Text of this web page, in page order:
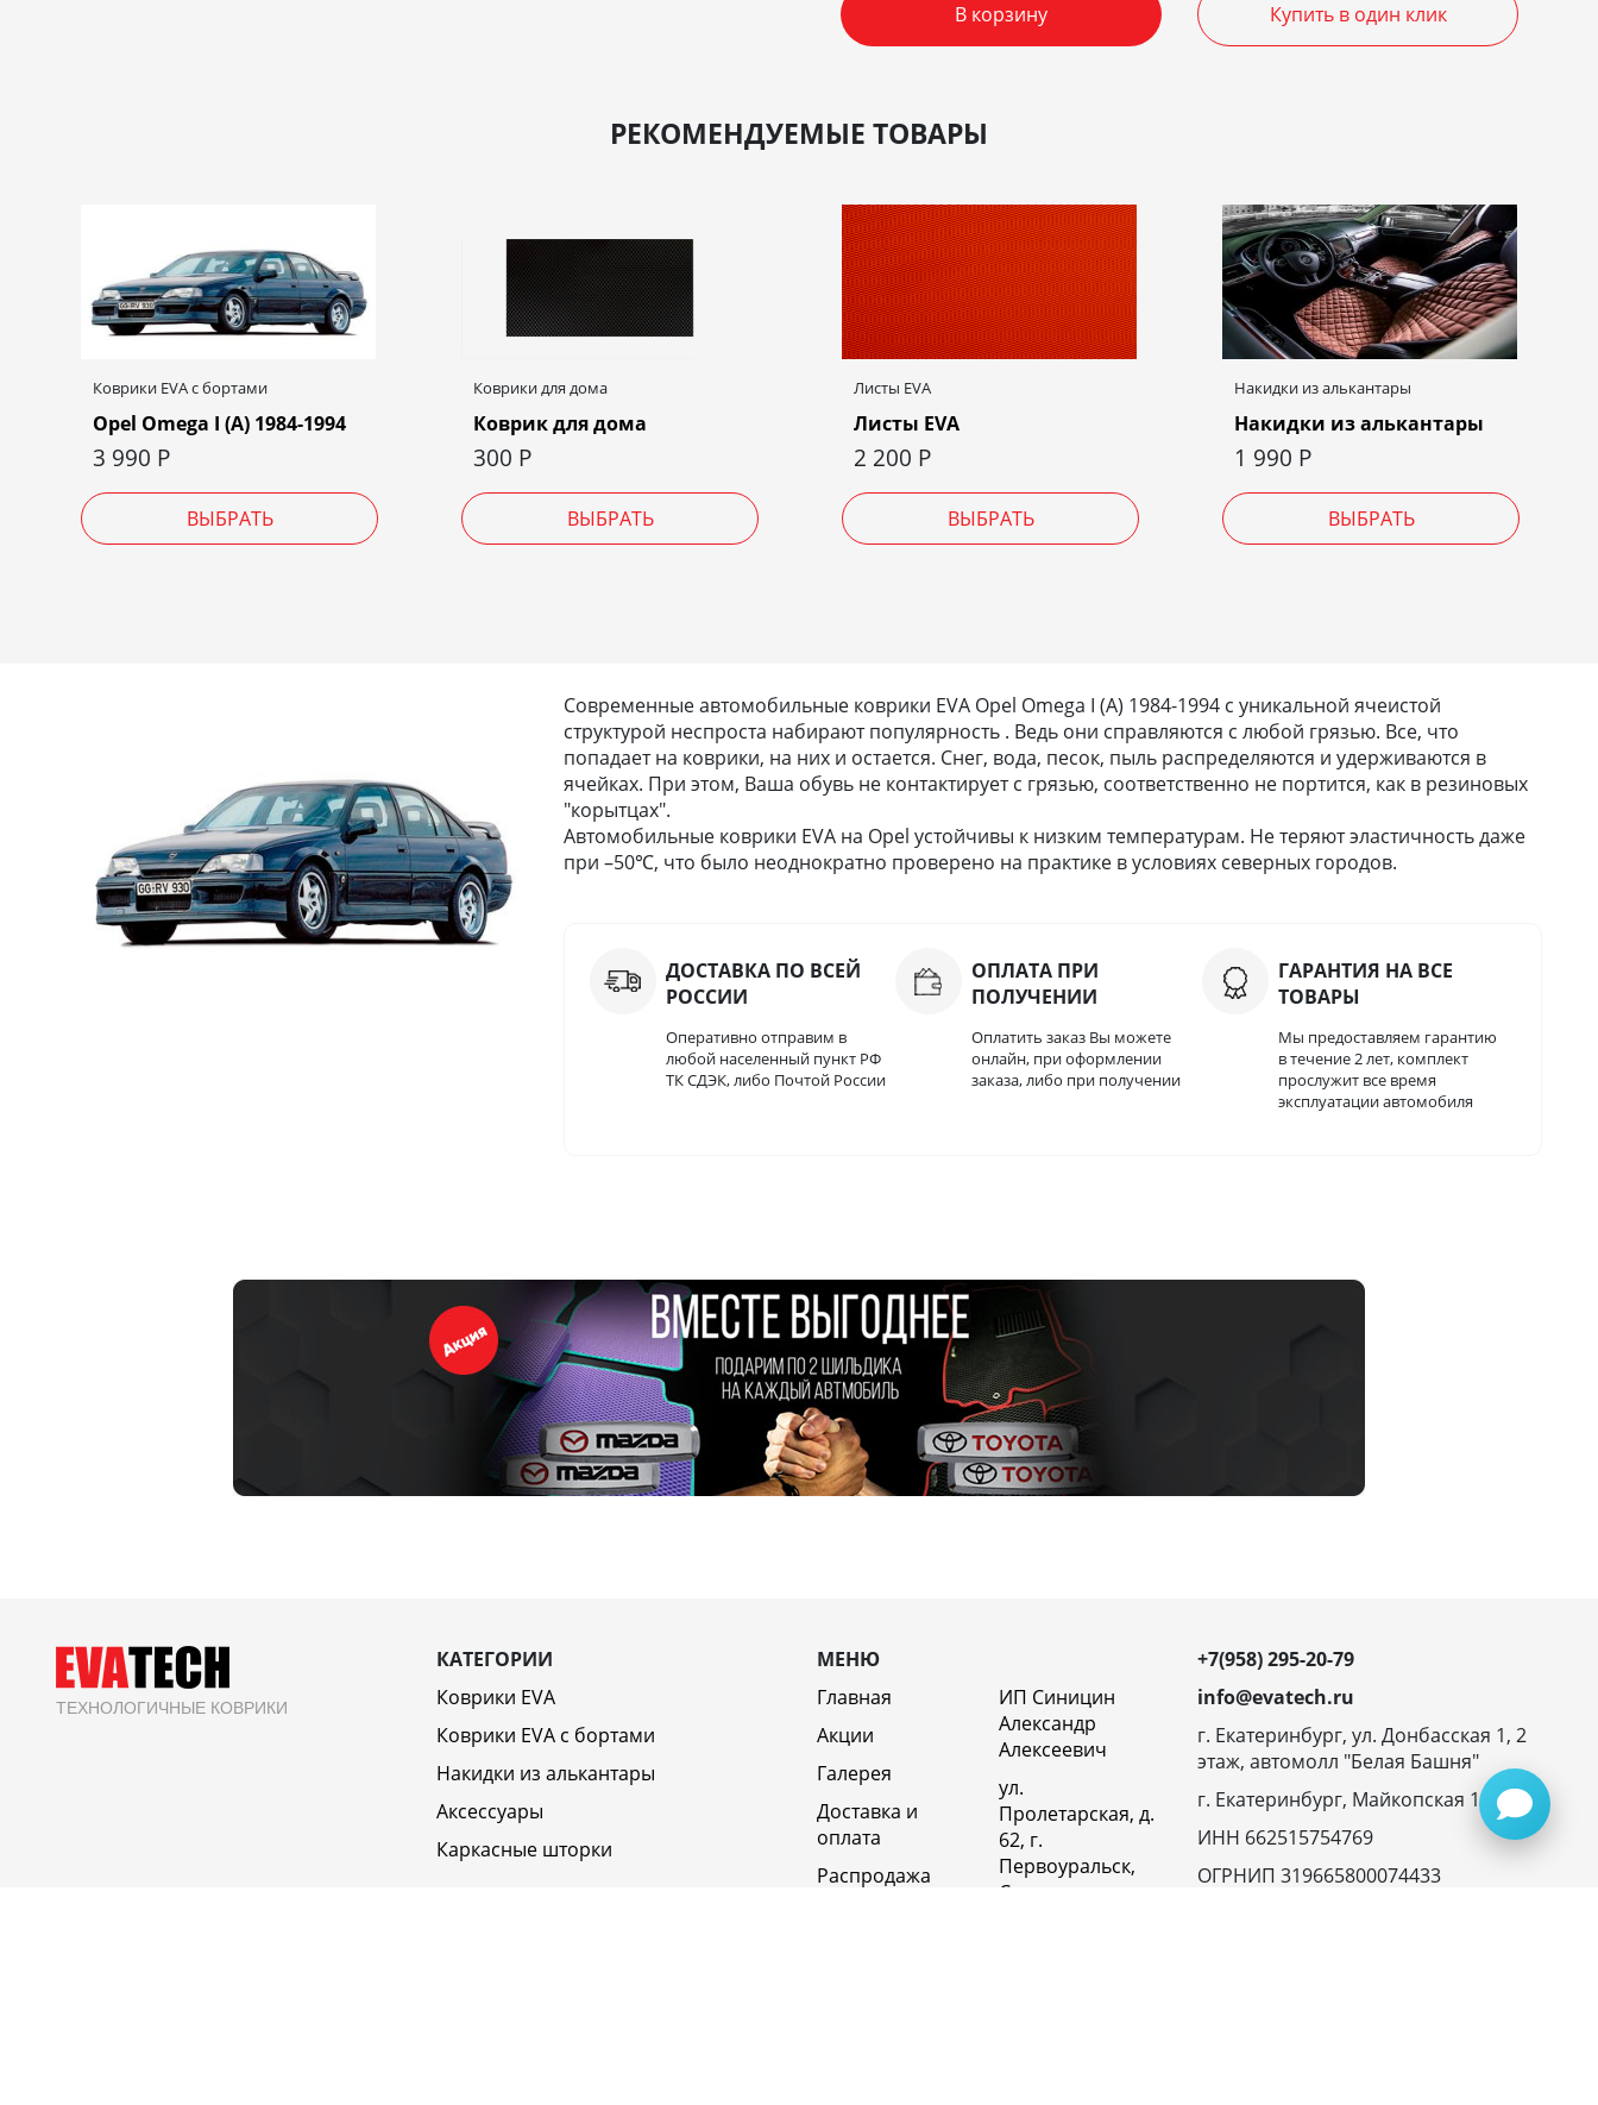
В корзину Купить в один клик
РЕКОМЕНДУЕМЫЕ ТОВАРЫ
Коврики EVA c бортами
Opel Omega I (A) 1984-1994
3 990 Р
ВЫБРАТЬ
Коврики для дома
Коврик для дома
300 Р
ВЫБРАТЬ
Листы EVA
Листы EVA
2 200 Р
ВЫБРАТЬ
Накидки из алькантары
Накидки из алькантары
1 990 Р
ВЫБРАТЬ
Современные автомобильные коврики EVA Opel Omega I (A) 1984-1994 с уникальной ячеистой
структурой неспроста набирают популярность . Ведь они справляются с любой грязью. Все, что
попадает на коврики, на них и остается. Снег, вода, песок, пыль распределяются и удерживаются в
ячейках. При этом, Ваша обувь не контактирует с грязью, соответственно не портится, как в резиновых
"корытцах".
Автомобильные коврики EVA на Opel устойчивы к низким температурам. Не теряют эластичность даже
при –50℃, что было неоднократно проверено на практике в условиях северных городов.
ДОСТАВКА ПО ВСЕЙ
РОССИИ
Оперативно отправим в
любой населенный пункт РФ
ТК СДЭК, либо Почтой России
ОПЛАТА ПРИ
ПОЛУЧЕНИИ
Оплатить заказ Вы можете
онлайн, при оформлении
заказа, либо при получении
ГАРАНТИЯ НА ВСЕ
ТОВАРЫ
Мы предоставляем гарантию
в течение 2 лет, комплект
прослужит все время
эксплуатации автомобиля
ТЕХНОЛОГИЧНЫЕ КОВРИКИ
КАТЕГОРИИ
Коврики EVA
Коврики EVA c бортами
Накидки из алькантары
Аксессуары
Каркасные шторки
МЕНЮ
Главная
Акции
Галерея
Доставка и
оплата
Распродажа
ИП Синицин
Александр
Алексеевич
ул.
Пролетарская, д.
62, г.
Первоуральск,
Свердловская
+7(958) 295-20-79
info@evatech.ru
г. Екатеринбург, ул. Донбасская 1, 2
этаж, автомолл "Белая Башня"
г. Екатеринбург, Майкопская 10
ИНН 662515754769
ОГРНИП 319665800074433